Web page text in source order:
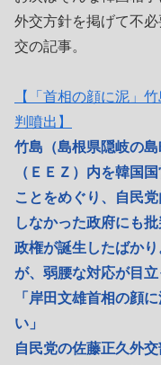
外交方針を掲げて不
交の記事。
【「首相の顔に泥」
判噴出】
竹島（島根県隠岐の
（ＥＥＺ）内を韓国
ことをめぐり、自民
しなかった政府にも
政権が誕生したばか
が、弱腰な対応が目立
「岸田文雄首相の顔
い」
自民党の佐藤正久外